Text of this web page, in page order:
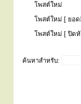
โพสต์ใหม่
โพสต์ใหม่ [ ยอด
โพสต์ใหม่ [ ปิดหั
ค้นหาสำหรับ: